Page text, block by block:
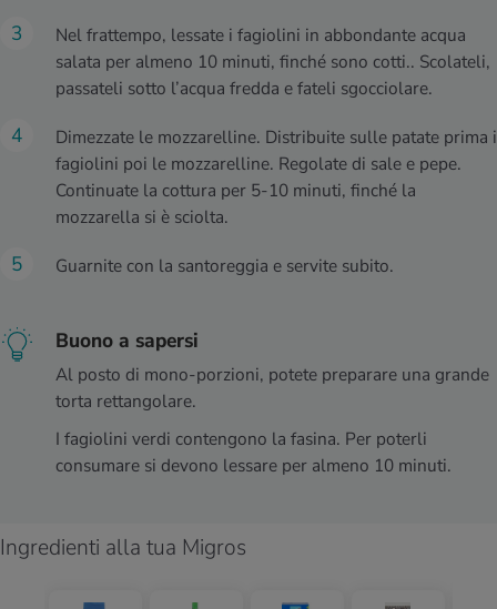
Nel frattempo, lessate i fagiolini in abbondante acqua
salata per almeno 10 minuti, finché sono cotti.. Scolateli,
passateli sotto l’acqua fredda e fateli sgocciolare.
Dimezzate le mozzarelline. Distribuite sulle patate prima i
fagiolini poi le mozzarelline. Regolate di sale e pepe.
Continuate la cottura per 5-10 minuti, finché la
mozzarella si è sciolta.
Guarnite con la santoreggia e servite subito.
Buono a sapersi
Al posto di mono-porzioni, potete preparare una grande
torta rettangolare.
I fagiolini verdi contengono la fasina. Per poterli
consumare si devono lessare per almeno 10 minuti.
Ingredienti alla tua Migros